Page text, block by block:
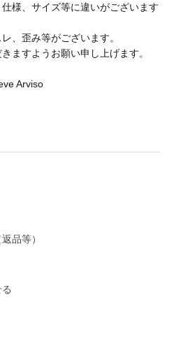
様、サイズ等に違いがございます
、歪み等がございます。
ますようお願い申し上げます。
Arviso
品等）